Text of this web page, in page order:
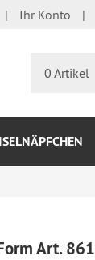
Ihr Konto
0 Artikel
Art. 861